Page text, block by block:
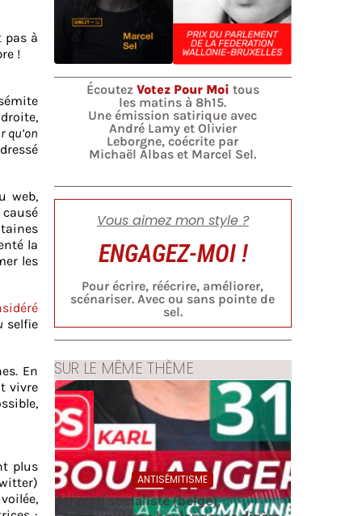
pas à
!
qu’on
web,
la
les
selfie
En
vivre
plus
Écoutez Votez Pour Moi tous
les matins à 8h15.
Une émission satirique avec
André Lamy et Olivier
Leborgne, coécrite par
Michaël Albas et Marcel Sel.
Vous aimez mon style ?
ENGAGEZ-MOI !
Pour écrire, réécrire, améliorer,
scénariser. Avec ou sans pointe de
sel.
SUR LE MÊME THÈME
ANTISÉMITISME
4 juin 2026
Au parti socialiste (belge),